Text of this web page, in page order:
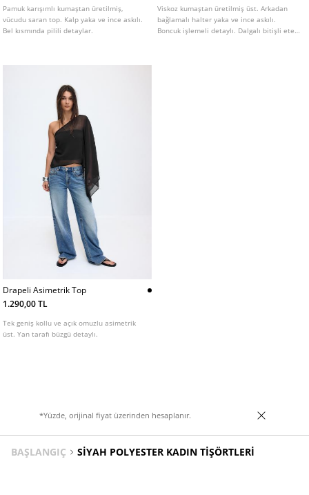
Pamuk karışımlı kumaştan üretilmiş,
vücudu saran top. Kalp yaka ve ince askılı.
Bel kısmında pilili detaylar.
Viskoz kumaştan üretilmiş üst. Arkadan
bağlamalı halter yaka ve ince askılı.
Boncuk işlemeli detaylı. Dalgalı bitişli etek
Drapeli Asimetrik Top
1.290,00 TL
Tek geniş kollu ve açık omuzlu asimetrik
üst. Yan tarafı büzgü detaylı.
*Yüzde, orijinal fiyat üzerinden hesaplanır.
BAŞLANGIÇ SIYAH POLYESTER KADIN TIŞÖRTLERI